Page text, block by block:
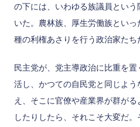
の下には、いわゆる族議員とい
いた。農林族、厚生労働族とい
種の利権あさりを行う政治家たち
民主党が、党主導政治に比重を
活し、かつての自民党と同じよ
え、そこに官僚や産業界が群が
したりしたら、それこそ大変だ